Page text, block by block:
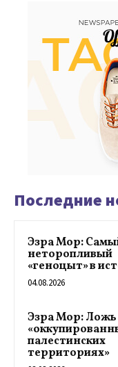
Последние
Эзра Мор:
неторопливый
«геноцыт» в
04.08.2026
Эзра Мор: Ложь
палестинских
территориях»